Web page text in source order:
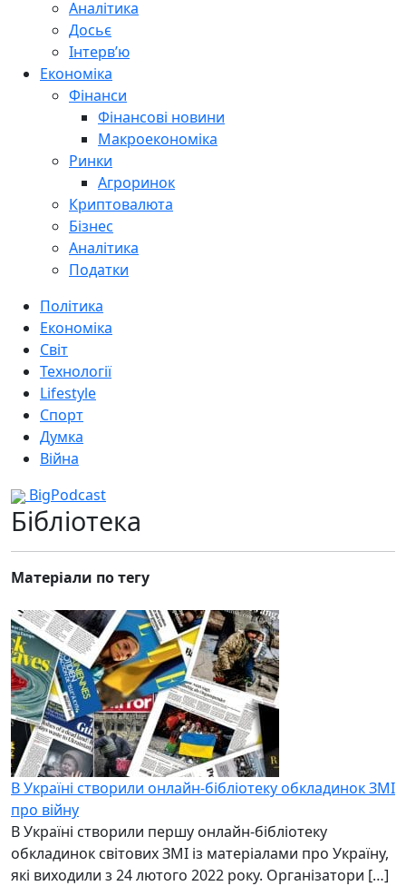
Аналітика
Досьє
Інтерв’ю
Економіка
Фінанси
Фінансові новини
Макроекономіка
Ринки
Агроринок
Криптовалюта
Бізнес
Аналітика
Податки
Політика
Економіка
Світ
Технології
Lifestyle
Спорт
Думка
Війна
BigPodcast
Бібліотека
Матеріали по тегу
В Україні створили онлайн-бібліотеку обкладинок ЗМІ
про війну
В Україні створили першу онлайн-бібліотеку
обкладинок світових ЗМІ із матеріалами про Україну,
які виходили з 24 лютого 2022 року. Організатори […]